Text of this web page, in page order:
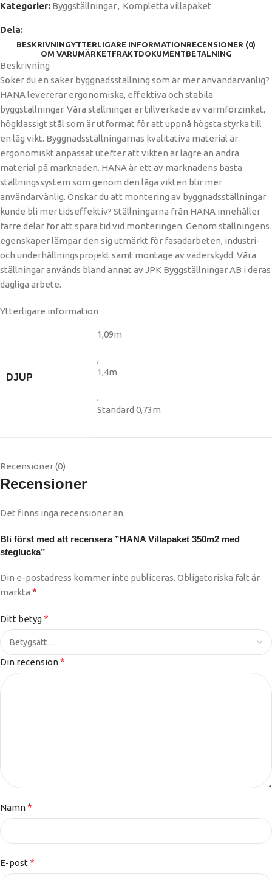
Kategorier: Byggställningar, Kompletta villapaket
Dela:
BESKRIVNINGYTTERLIGARE INFORMATIONRECENSIONER (0)
OM VARUMÄRKETFRAKTDOKUMENTBETALNING
Beskrivning
Söker du en säker byggnadsställning som är mer användarvänlig?
HANA levererar ergonomiska, effektiva och stabila
byggställningar. Våra ställningar är tillverkade av varmförzinkat,
högklassigt stål som är utformat för att uppnå högsta styrka till
en låg vikt. Byggnadsställningarnas kvalitativa material är
ergonomiskt anpassat utefter att vikten är lägre än andra
material på marknaden. HANA är ett av marknadens bästa
ställningssystem som genom den låga vikten blir mer
användarvänlig. Önskar du att montering av byggnadsställningar
kunde bli mer tidseffektiv? Ställningarna från HANA innehåller
färre delar för att spara tid vid monteringen. Genom ställningens
egenskaper lämpar den sig utmärkt för fasadarbeten, industri-
och underhållningsprojekt samt montage av väderskydd. Våra
ställningar används bland annat av JPK Byggställningar AB i deras
dagliga arbete.
Ytterligare information
DJUP
1,09m
,
1,4m
,
Standard 0,73m
Recensioner (0)
Recensioner
Det finns inga recensioner än.
Bli först med att recensera ”HANA Villapaket 350m2 med
steglucka”
Din e-postadress kommer inte publiceras. Obligatoriska fält är
märkta *
Ditt betyg*
Din recension*
Namn*
E-post*